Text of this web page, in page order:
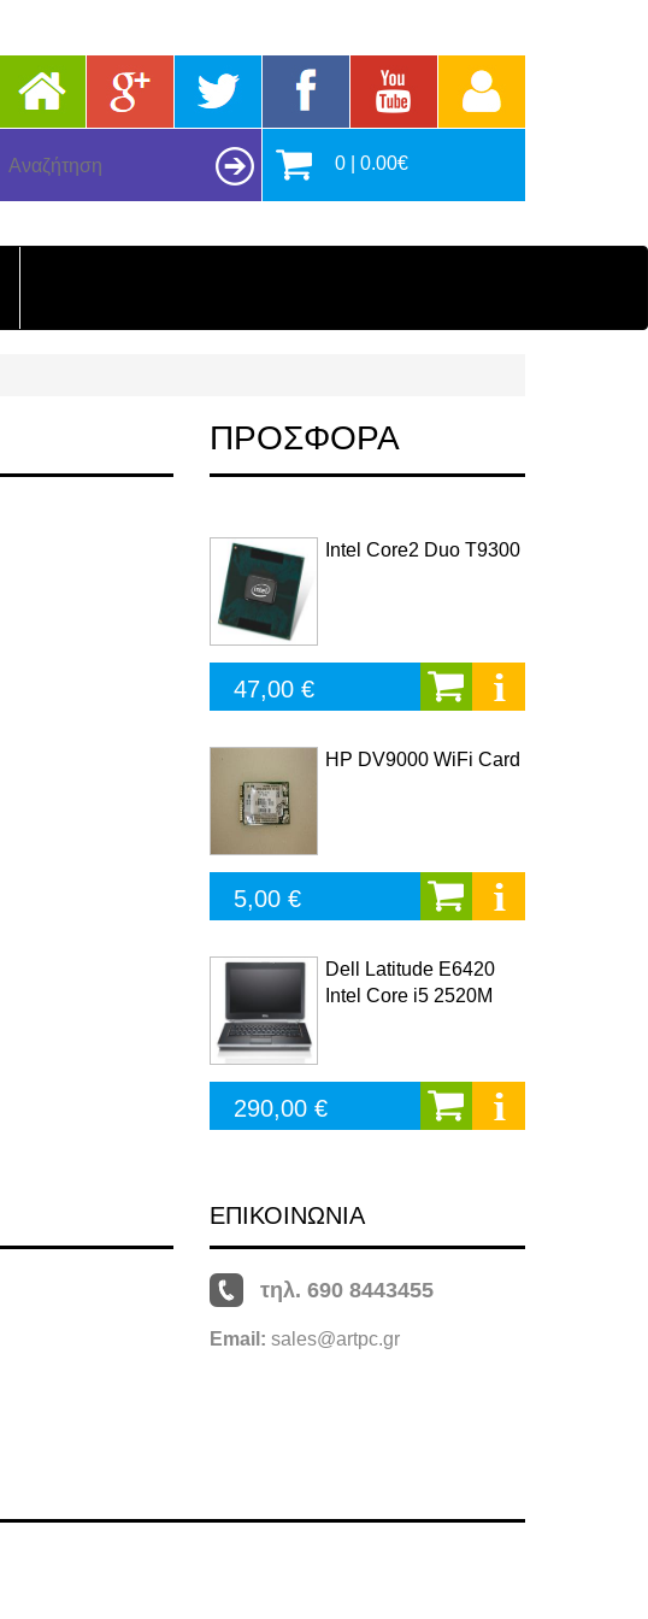
0 | 0.00€
ΠΡΟΣΦΟΡΑ
Intel Core2 Duo T9300
47,00 €
HP DV9000 WiFi Card
5,00 €
Dell Latitude E6420
Intel Core i5 2520M
290,00 €
ΕΠΙΚΟΙΝΩΝΙΑ
τηλ. 690 8443455
Email: sales@artpc.gr